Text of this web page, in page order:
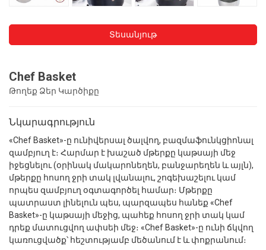
Տեսանյութ
Chef Basket
Թողեք Ձեր Կարծիքը
Նկարագրություն
«Chef Basket»-ը ունիվերսալ ծալվող, բազմաֆունկցիոնալ
զամբյուղ է։ Հարմար է խաշած մթերքը կաթսայի մեջ
իջեցնելու (օրինակ մակարոնեղեն, բանջարեղեն և այլն),
մթերքը հոսող ջրի տակ լվանալու, շոգեխաշելու կամ
որպես զամբյուղ օգտագործել համար։ Մթերքը
պատրաստ լինելուն պես, պարզապես հանեք «Chef
Basket»-ը կաթսայի մեջից, պահեք հոսող ջրի տակ կամ
դրեք մատուցվող ափսեի մեջ։ «Chef Basket»-ը ունի ճկվող
կառուցվածք՝ հեշտությամբ մեծանում է և փոքրանում։